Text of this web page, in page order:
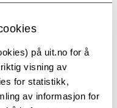
på uit.no for å
visning av
for statistikk,
av informasjon for